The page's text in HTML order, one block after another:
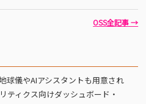
OSS全記事 →
球儀やAIアシスタントも用意され
ティクス向けダッシュボード・